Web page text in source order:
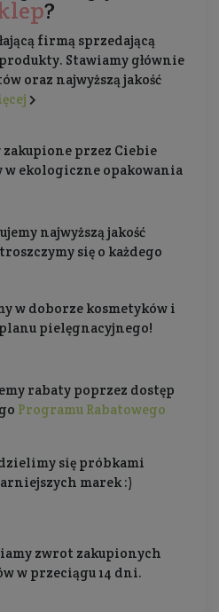
?
firmą sprzedającą
Stawiamy głównie
oraz najwyższą jakość
zakupione przez Ciebie
w ekologiczne opakowania
najwyższą jakość
się o każdego
w doborze kosmetyków i
pielęgnacyjnego!
rabaty poprzez dostęp
Programu Rabatowego
się próbkami
marek :)
zwrot zakupionych
w przeciągu 14 dni.